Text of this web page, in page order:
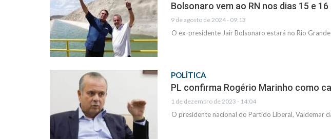
Bolsonaro vem ao RN nos dias 15 e
9 de agosto de 2024 - 09:13
O ex-presidente Jair Bolsonaro estará no Rio
POLÍTICA
PL confirma Rogério Marinho como
1 de dezembro de 2023 - 14:04
O presidente nacional do Partido Liberal, Valdemar